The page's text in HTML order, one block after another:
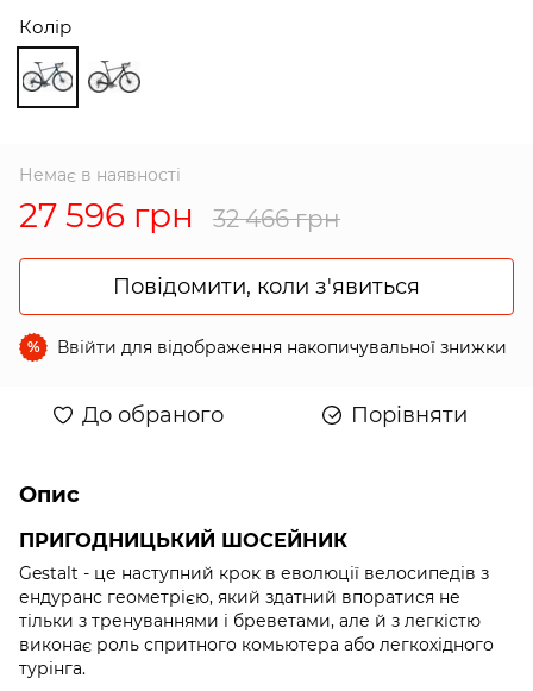
Колір
Немає в наявності
27 596 грн 32 466 грн
Повідомити, коли з'явиться
% Ввійти для відображення накопичувальної знижки
До обраного Порівняти
Опис
ПРИГОДНИЦЬКИЙ ШОСЕЙНИК
Gestalt - це наступний крок в еволюції велосипедів з
ендуранс геометрією, який здатний впоратися не
тільки з тренуваннями і бреветами, але й з легкістю
виконає роль спритного комьютера або легкохідного
турінга.